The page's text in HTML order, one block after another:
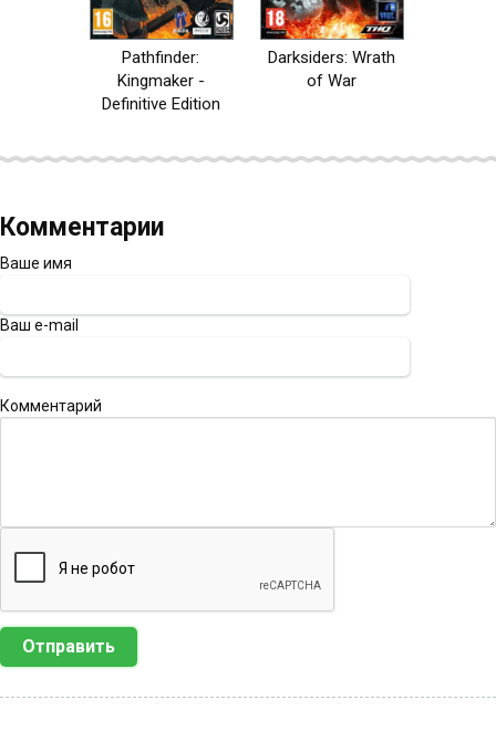
Pathfinder:
Kingmaker -
Definitive Edition
Darksiders: Wrath
of War
Комментарии
Ваше имя
Ваш e-mail
Комментарий
Отправить